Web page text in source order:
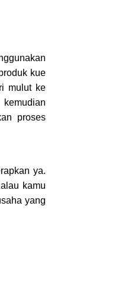
kue
mulut ke
proses
ya.
kamu
yang